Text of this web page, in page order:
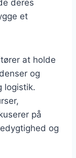
deres
et
at holde
og
logistik.
på
og